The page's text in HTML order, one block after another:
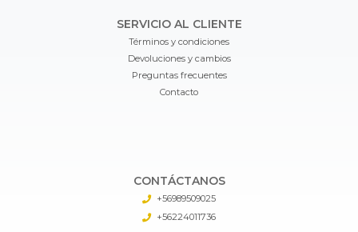
SERVICIO AL CLIENTE
Términos y condiciones
Devoluciones y cambios
Preguntas frecuentes
Contacto
CONTÁCTANOS
+56989509025
+56224011736